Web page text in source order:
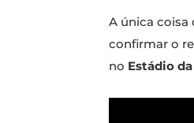
A única coisa
confirmar o
no Estádio